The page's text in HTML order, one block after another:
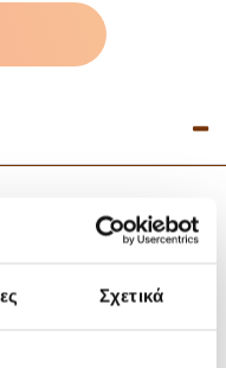
Σχετικά
σε μαύρο ματ χρώμα.
να κλείνει αθόρυβα.
(Μήκος) x 27,5cm